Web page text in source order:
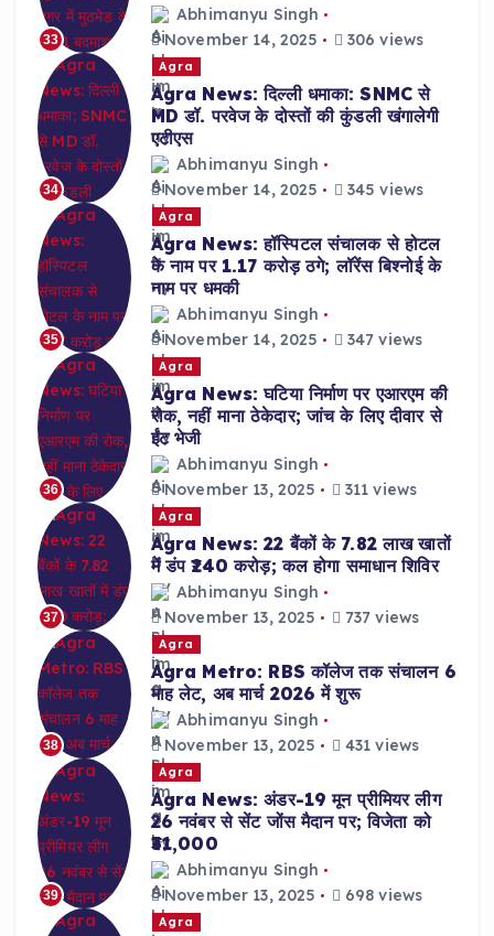
33
Abhimanyu Singh
November 14, 2025
306 views
34
Agra
Agra News: दिल्ली धमाका: SNMC से
MD डॉ. परवेज के दोस्तों की कुंडली खंगालेगी
एटीएस
Abhimanyu Singh
November 14, 2025
345 views
35
Agra
Agra News: हॉस्पिटल संचालक से होटल
के नाम पर 1.17 करोड़ ठगे; लॉरेंस बिश्नोई के
नाम पर धमकी
Abhimanyu Singh
November 14, 2025
347 views
36
Agra
Agra News: घटिया निर्माण पर एआरएम की
रोक, नहीं माना ठेकेदार; जांच के लिए दीवार से
ईंट भेजी
Abhimanyu Singh
November 13, 2025
311 views
37
Agra
Agra News: 22 बैंकों के 7.82 लाख खातों
में डंप ₹240 करोड़; कल होगा समाधान शिविर
Abhimanyu Singh
November 13, 2025
737 views
38
Agra
Agra Metro: RBS कॉलेज तक संचालन 6
माह लेट, अब मार्च 2026 में शुरू
Abhimanyu Singh
November 13, 2025
431 views
39
Agra
Agra News: अंडर-19 मून प्रीमियर लीग
26 नवंबर से सेंट जोंस मैदान पर; विजेता को
₹31,000
Abhimanyu Singh
November 13, 2025
698 views
Agra